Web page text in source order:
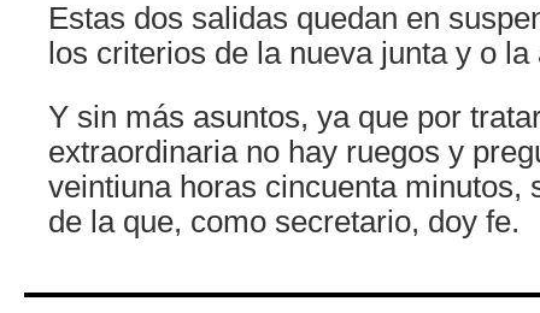
Estas dos salidas quedan en
los criterios de la nueva junta y o
Y sin más asuntos, ya que por
extraordinaria no hay ruegos y
veintiuna horas cincuenta minutos,
de la que, como secretario, doy fe.